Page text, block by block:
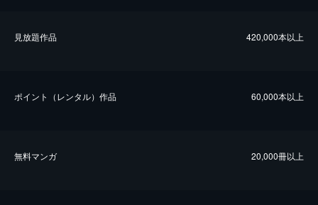
⾒放題作品 420,000本以上
ポイント（レンタル）作品 60,000本以上
無料マンガ 20,000冊以上